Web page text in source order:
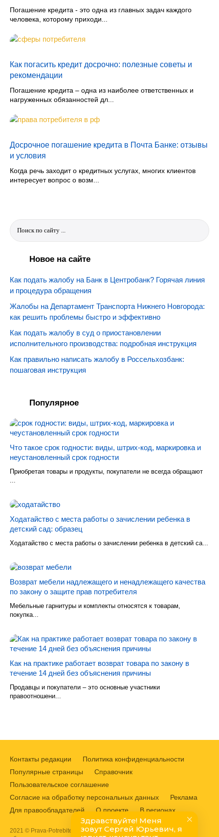
Погашение кредита - это одна из главных задач каждого
человека, которому приходи...
Как погасить кредит досрочно: полезные советы и
рекомендации
Погашение кредита – одна из наиболее ответственных и
нагруженных обязанностей дл...
Досрочное погашение кредита в Почта Банке: отзывы
и условия
Когда речь заходит о кредитных услугах, многих клиентов
интересует вопрос о возм...
Новое на сайте
Как подать жалобу на Банк в Центробанк? Горячая линия
и процедура обращения
Жалобы на Департамент Транспорта Нижнего Новгорода:
как решить проблемы быстро и эффективно
Как подать жалобу в суд о приостановлении
исполнительного производства: подробная инструкция
Как правильно написать жалобу в Россельхозбанк:
пошаговая инструкция
Популярное
Что такое срок годности: виды, штрих-код, маркировка и
неустановленный срок годности
Приобретая товары и продукты, покупатели не всегда обращают
...
Ходатайство с места работы о зачислении ребенка в
детский сад: образец
Ходатайство с места работы о зачислении ребенка в детский са...
Возврат мебели надлежащего и ненадлежащего качества
по закону о защите прав потребителя
Мебельные гарнитуры и комплекты относятся к товарам,
покупка...
Как на практике работает возврат товара по закону в
течение 14 дней без объяснения причины
Продавцы и покупатели – это основные участники
правоотношени...
Контакты редакции
Политика конфиденциальности
Популярные страницы
Справочник
Пользовательское соглашение
Согласие на обработку персональных данных
Реклама
Для правообладателей
О проекте В регионах
2021 © Prava-Potrebitelej.ru. Защита прав потребителей, возврат,